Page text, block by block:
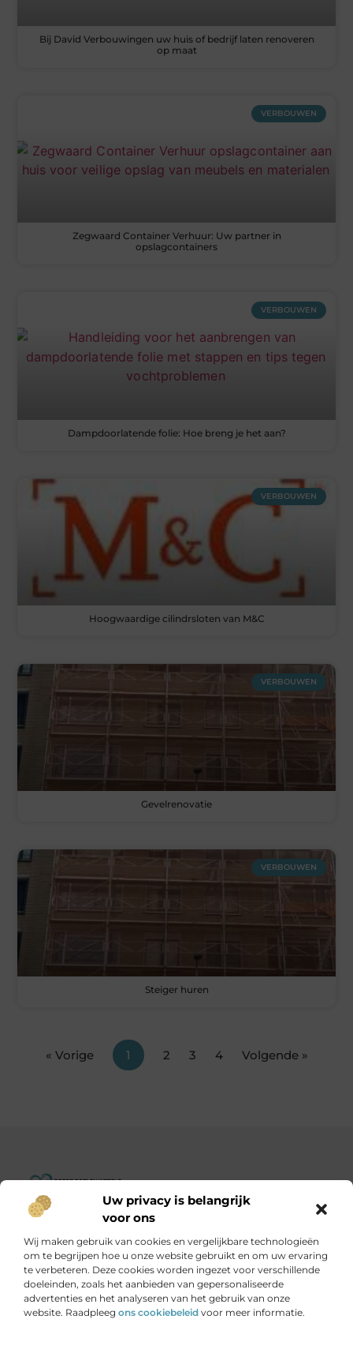
Uw privacy is belangrijk
voor ons
Wij maken gebruik van cookies en vergelijkbare technologieën
om te begrijpen hoe u onze website gebruikt en om uw ervaring
te verbeteren. Deze cookies worden ingezet voor verschillende
doeleinden, zoals het aanbieden van gepersonaliseerde
advertenties en het analyseren van het gebruik van onze
website. Raadpleeg ons cookiebeleid voor meer informatie.
Bij David Verbouwingen uw huis of bedrijf laten renoveren
op maat
VERBOUWEN
Zegwaard Container Verhuur: Uw partner in
opslagcontainers
VERBOUWEN
Dampdoorlatende folie: Hoe breng je het aan?
VERBOUWEN
Hoogwaardige cilindrsloten van M&C
VERBOUWEN
Gevelrenovatie
VERBOUWEN
Steiger huren
« Vorige 1 2 3 4 Volgende »
Goededoelenwereld.nl – Verhalen die inspireren, impact die
Ontdek een diverse verzameling blogs en artikelen over
initiatieven die de wereld een stukje beter maken.
Onze informatie